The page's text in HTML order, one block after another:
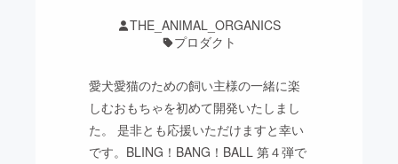
映像・映画
まちづくり・地域活性化
THE_ANIMAL_ORGANICS
プロダクト
愛犬愛猫のための飼い主様の一緒に楽
しむおもちゃを初めて開発いたしまし
た。 是非とも応援いただけますと幸い
です。BLING！BANG！BALL 第４弾で